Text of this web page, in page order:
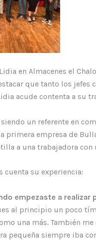
en Almacenes el
que tanto los jefes
acude contenta a su
un referente en
primera empresa de
a una trabajadora con
cuenta su experiencia:
empezaste a realizar
al principio un poco
una más. También
pequeña siempre iba